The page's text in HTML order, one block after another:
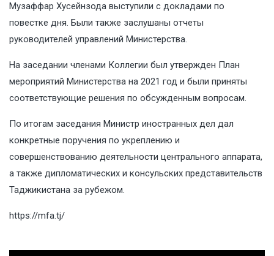
Музаффар Хусейнзода выступили с докладами по
повестке дня. Были также заслушаны отчеты
руководителей управлений Министерства.
На заседании членами Коллегии был утвержден План
мероприятий Министерства на 2021 год и были приняты
соответствующие решения по обсужденным вопросам.
По итогам заседания Министр иностранных дел дал
конкретные поручения по укреплению и
совершенствованию деятельности центрального аппарата,
а также дипломатических и консульских представительств
Таджикистана за рубежом.
https://mfa.tj/